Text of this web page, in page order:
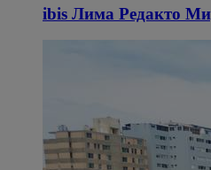
ibis Лима Редакто